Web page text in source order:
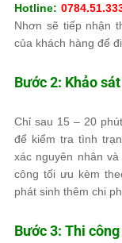
Hotline:
Nhơn sẽ tiếp nhận
của khách hàng để
Bước 2: Khảo
Chỉ sau 15 – 20
để kiểm tra tình
xác nguyên nhân
công tối ưu kèm
phát sinh thêm chi
Bước 3: Thi